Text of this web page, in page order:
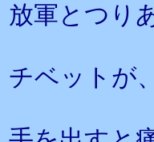
放軍とつり
チベットが